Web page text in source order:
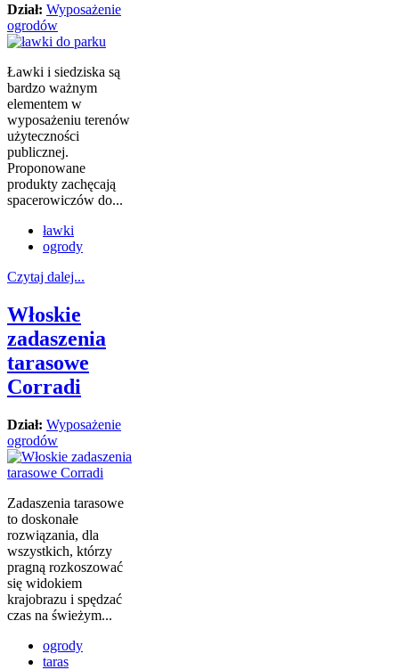
Dział: Wyposażenie
ogrodów
Ławki i siedziska są
bardzo ważnym
elementem w
wyposażeniu terenów
użyteczności
publicznej.
Proponowane
produkty zachęcają
spacerowiczów do...
ławki
ogrody
Czytaj dalej...
Włoskie
zadaszenia
tarasowe
Corradi
Dział: Wyposażenie
ogrodów
Zadaszenia tarasowe
to doskonałe
rozwiązania, dla
wszystkich, którzy
pragną rozkoszować
się widokiem
krajobrazu i spędzać
czas na świeżym...
ogrody
taras